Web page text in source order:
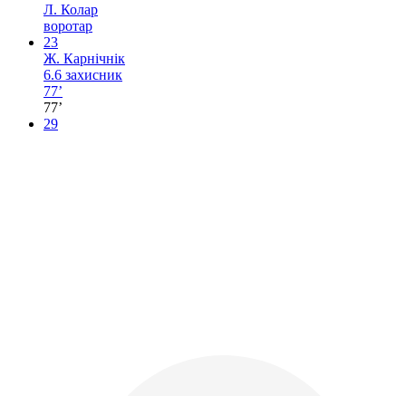
Л. Колар
воротар
23
Ж. Карнічнік
6.6 захисник
77’
77’
29